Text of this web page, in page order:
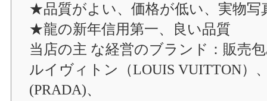
★品質がよい、価格が低い、実物写
★龍の新年信用第一、良い品質
当店の主 な経営のブランド：販売
ルイヴィトン（LOUIS VUITTON）
(PRADA)、